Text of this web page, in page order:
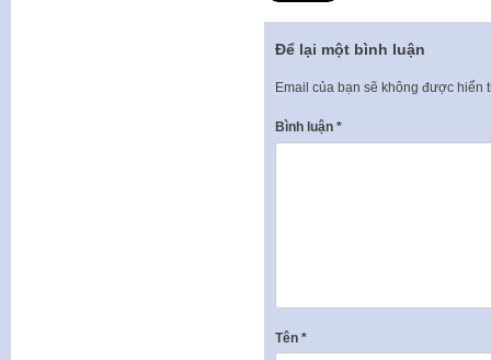
Để lại một bình luận
Email của bạn sẽ không được hiển
Bình luận *
Tên *